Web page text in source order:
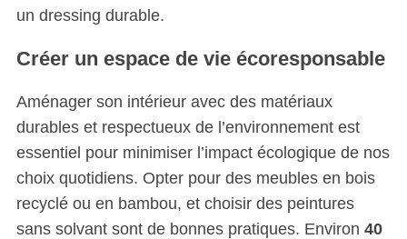
un dressing durable.
Créer un espace de vie écoresponsable
Aménager son intérieur avec des matériaux
durables et respectueux de l’environnement est
essentiel pour minimiser l’impact écologique de nos
choix quotidiens. Opter pour des meubles en bois
recyclé ou en bambou, et choisir des peintures
sans solvant sont de bonnes pratiques. Environ 40
r